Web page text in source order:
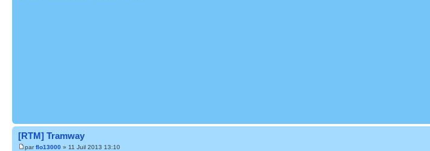
[RTM] Tramway
parflo13000 » 11 Juil 2013 13:10